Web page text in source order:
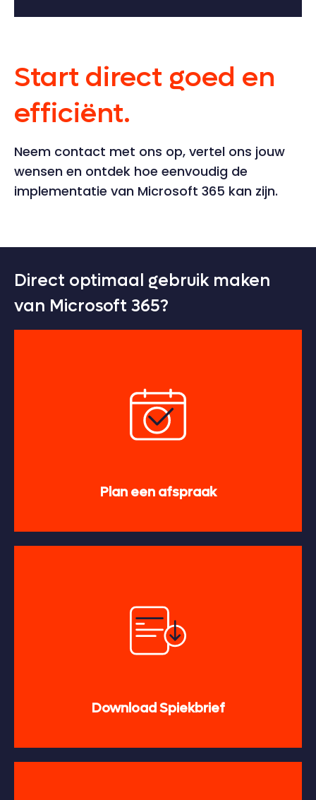
Start direct goed en
efficiënt.
Neem contact met ons op, vertel ons jouw
wensen en ontdek hoe eenvoudig de
implementatie van Microsoft 365 kan zijn.
Direct optimaal gebruik maken
van Microsoft 365?
Plan een afspraak
Download Spiekbrief